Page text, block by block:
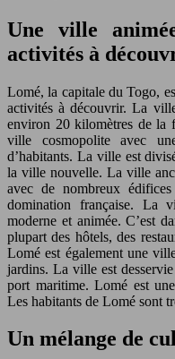
Une ville
activités à
Lomé, la capitale du Togo,
activités à découvrir. La
environ 20 kilomètres de la
ville cosmopolite avec
d’habitants. La ville est
la ville nouvelle. La ville
avec de nombreux
domination française. La
moderne et animée. C’est
plupart des hôtels, des
Lomé est également une
jardins. La ville est
port maritime. Lomé est
Les habitants de Lomé sont
Un mélange de